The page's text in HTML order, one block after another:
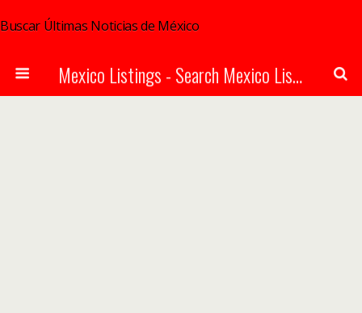
Buscar Últimas Noticias de México
Mexico Listings - Search Mexico Listings Online